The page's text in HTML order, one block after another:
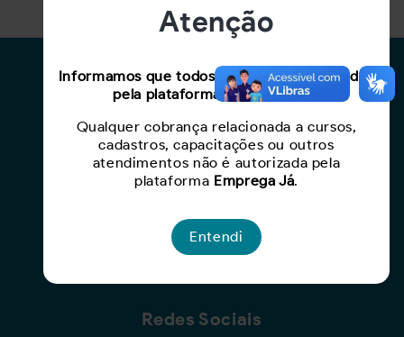
Para Candidatos
Cadastro de Currículo
Capacite-se
Criar Oportunidade
Redes Sociais
Atenção
Informamos que todos os serviços oferecidos
pela plataforma são gratuitos.
Qualquer cobrança relacionada a cursos,
cadastros, capacitações ou outros
atendimentos não é autorizada pela
plataforma Emprega Já.
Entendi